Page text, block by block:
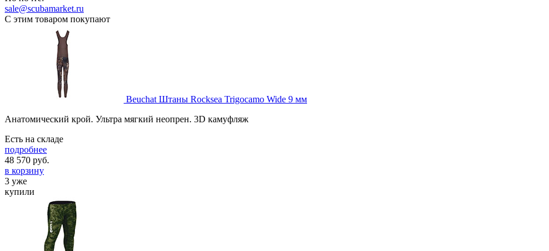
sale@scubamarket.ru
С этим товаром покупают
Beuchat Штаны Rocksea Trigocamo Wide 9 мм
Анатомический крой. Ультра мягкий неопрен. 3D камуфляж
Есть на складе
подробнее
48 570 руб.
в корзину
3 уже
купили